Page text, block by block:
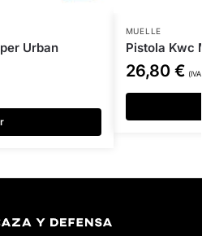
Urban
MUELLE
Pistola Kwc
26,80 €